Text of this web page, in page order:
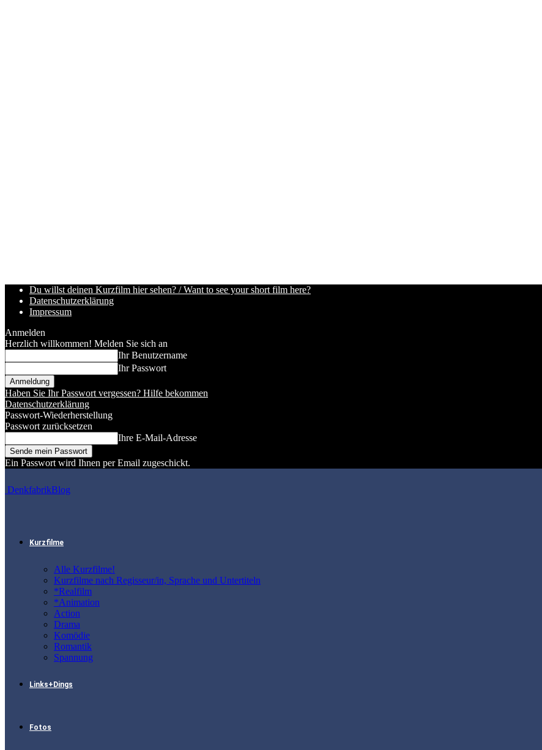
Du willst deinen Kurzfilm hier sehen? / Want to see your short film here?
Datenschutzerklärung
Impressum
Anmelden
Herzlich willkommen! Melden Sie sich an
Ihr Benutzername
Ihr Passwort
Haben Sie Ihr Passwort vergessen? Hilfe bekommen
Datenschutzerklärung
Passwort-Wiederherstellung
Passwort zurücksetzen
Ihre E-Mail-Adresse
Ein Passwort wird Ihnen per Email zugeschickt.
DenkfabrikBlog
Kurzfilme
Alle Kurzfilme!
Kurzfilme nach Regisseur/in, Sprache und Untertiteln
*Realfilm
*Animation
Action
Drama
Komödie
Romantik
Spannung
Links+Dings
Fotos